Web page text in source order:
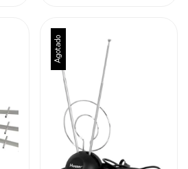
Agotado